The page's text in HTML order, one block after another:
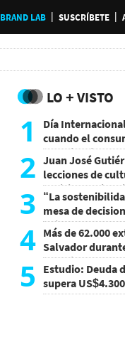
BRAND LAB SUSCRÍBETE
LO + VISTO
1
Día
cuando el
experiencia
2 Juan José
lecciones de
decisiones sin
3 “La
mesa de
deja CentraRSE
4 Más de 62.000
Salvador
agostinas
5
Estudio: Deuda
supera
UU.